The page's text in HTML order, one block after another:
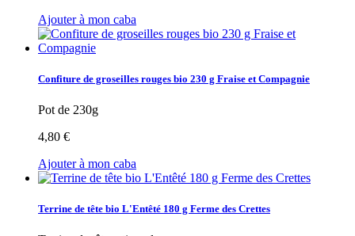
Ajouter à mon caba
Confiture de groseilles rouges bio 230 g Fraise et Compagnie
Pot de 230g
4,80 €
Ajouter à mon caba
Terrine de tête bio L'Entêté 180 g Ferme des Crettes